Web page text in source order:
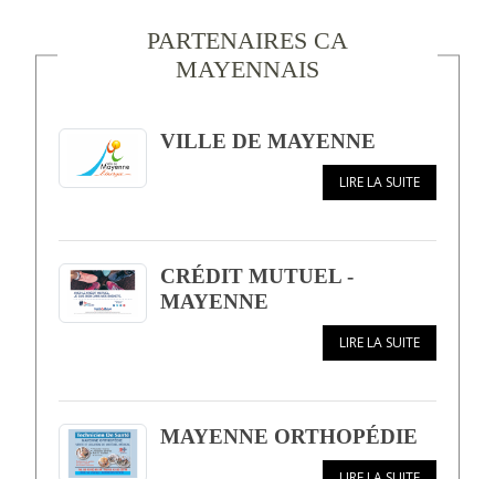
PARTENAIRES CA
MAYENNAIS
VILLE DE MAYENNE
LIRE LA SUITE
CRÉDIT MUTUEL -
MAYENNE
LIRE LA SUITE
MAYENNE ORTHOPÉDIE